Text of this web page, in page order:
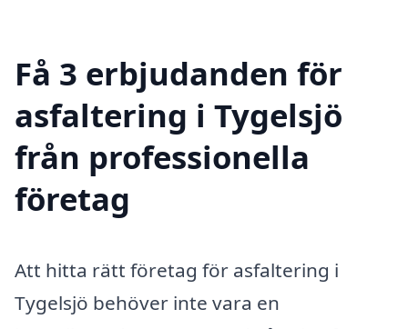
Få 3 erbjudanden för
asfaltering i Tygelsjö
från professionella
företag
Att hitta rätt företag för asfaltering i
Tygelsjö behöver inte vara en